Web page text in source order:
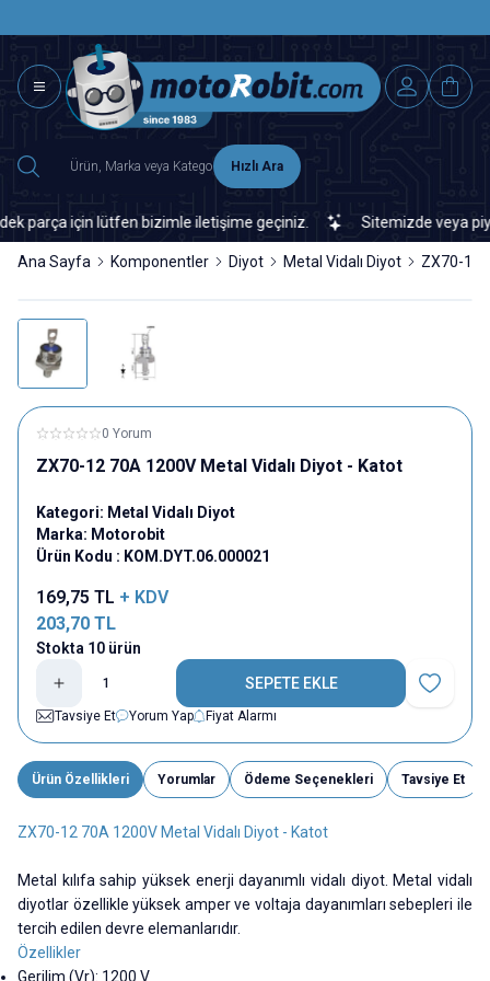
Hızlı Ara
için lütfen bizimle iletişime geçiniz. Sitemizde veya
Ana Sayfa Komponentler Diyot Metal Vidalı Diyot ZX70-12
0 Yorum
ZX70-12 70A 1200V Metal Vidalı Diyot - Katot
Kategori: Metal Vidalı Diyot
Marka: Motorobit
Ürün Kodu : KOM.DYT.06.000021
169,75 TL + KDV
203,70 TL
Stokta 10 ürün
SEPETE EKLE
Favoriye
Tavsiye Et
Yorum Yap Fiyat Alarmı
Ürün Özellikleri Yorumlar Ödeme Seçenekleri Tavsiye Et
ZX70-12 70A 1200V Metal Vidalı Diyot - Katot
Metal kılıfa sahip yüksek enerji dayanımlı vidalı diyot. Metal vidalı
diyotlar özellikle yüksek amper ve voltaja dayanımları sebepleri ile
tercih edilen devre elemanlarıdır.
Özellikler
Gerilim (Vr): 1200 V